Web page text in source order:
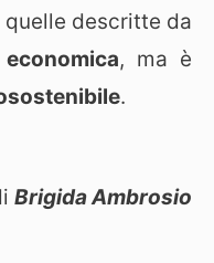
descritte da
economica, ma è
.
Brigida Ambrosio